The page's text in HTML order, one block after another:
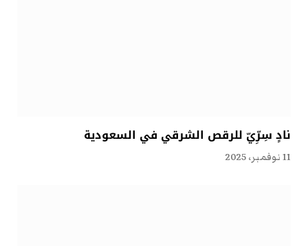
نادٍ سِرِّيّ للرقص الشرقي في السعودية
11 نوفمبر، 2025